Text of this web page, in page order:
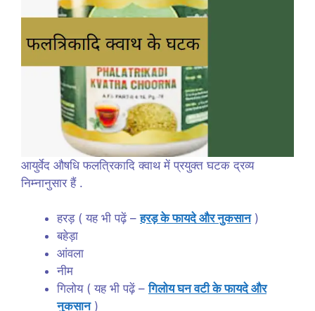
आयुर्वेद औषधि फलत्रिकादि क्वाथ में प्रयुक्त घटक द्रव्य
निम्नानुसार हैं .
हरड़ ( यह भी पढ़ें –हरड़ के फायदे और नुकसान)
बहेड़ा
आंवला
नीम
गिलोय ( यह भी पढ़ें –गिलोय घन वटी के फायदे और
नुकसान)